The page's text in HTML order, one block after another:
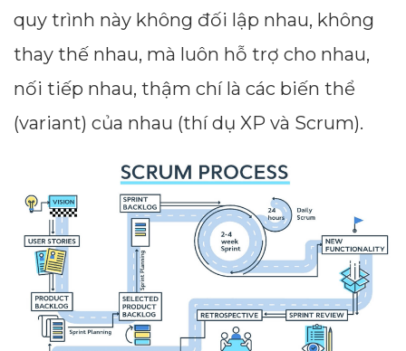
quy trình này không đối lập nhau, không
thay thế nhau, mà luôn hỗ trợ cho nhau,
nối tiếp nhau, thậm chí là các biến thể
(variant) của nhau (thí dụ XP và Scrum).